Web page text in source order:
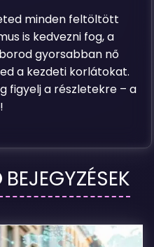
minden feltöltött
is kedvezni fog, a
gyorsabban nő
a kezdeti korlátokat.
figyelj a részletekre – a
BEJEGYZÉSEK